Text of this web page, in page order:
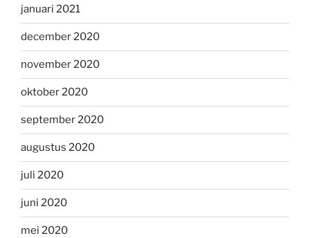
januari 2021
december 2020
november 2020
oktober 2020
september 2020
augustus 2020
juli 2020
juni 2020
mei 2020